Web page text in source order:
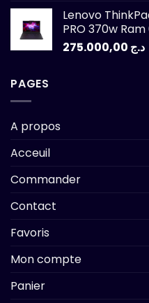
Lenovo
PRO 370w
د.ج
PAGES
A propos
Acceuil
Commander
Contact
Favoris
Mon compte
Panier